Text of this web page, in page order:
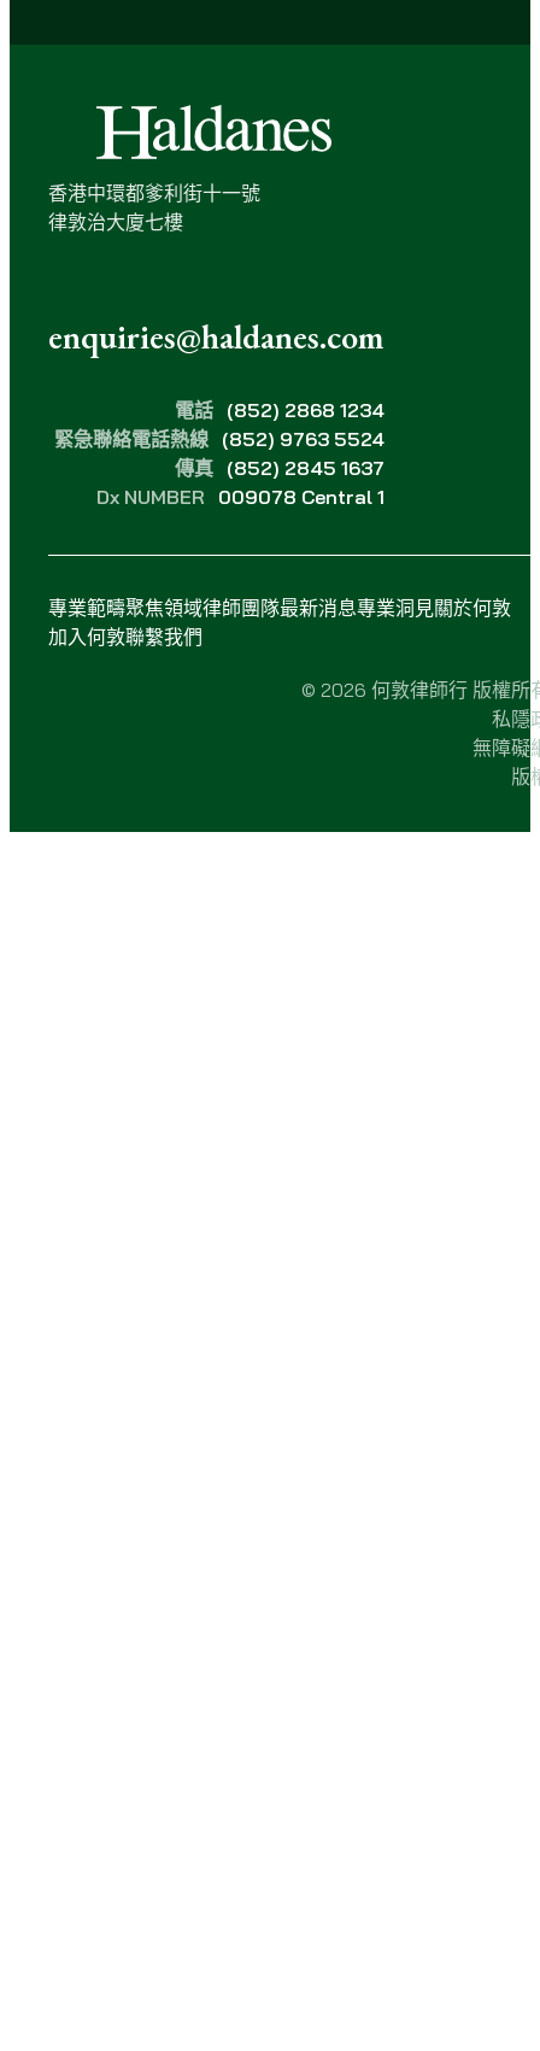
香港中環都爹利街十一號
律敦治大廈七樓
enquiries@haldanes.com
電話 (852) 2868 1234
緊急聯絡電話熱線 (852) 9763 5524
傳真 (852) 2845 1637
Dx NUMBER 009078 Central 1
專業範疇聚焦領域律師團隊最新消息專業洞見關於何敦
加入何敦聯繫我們
© 2026 何敦律師行 版權所
私隱
無障礙
版